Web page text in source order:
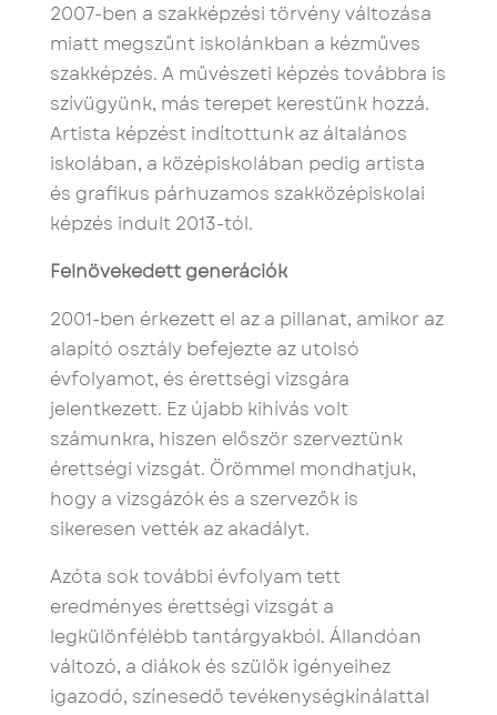
2007-ben a szakképzési törvény változása
miatt megszűnt iskolánkban a kézműves
szakképzés. A művészeti képzés továbbra is
szívügyünk, más terepet kerestünk hozzá.
Artista képzést indítottunk az általános
iskolában, a középiskolában pedig artista
és grafikus párhuzamos szakközépiskolai
képzés indult 2013-tól.
Felnövekedett generációk
2001-ben érkezett el az a pillanat, amikor az
alapító osztály befejezte az utolsó
évfolyamot, és érettségi vizsgára
jelentkezett. Ez újabb kihívás volt
számunkra, hiszen először szerveztünk
érettségi vizsgát. Örömmel mondhatjuk,
hogy a vizsgázók és a szervezők is
sikeresen vették az akadályt.
Azóta sok további évfolyam tett
eredményes érettségi vizsgát a
legkülönfélébb tantárgyakból. Állandóan
változó, a diákok és szülők igényeihez
igazodó, színesedő tevékenységkínálattal